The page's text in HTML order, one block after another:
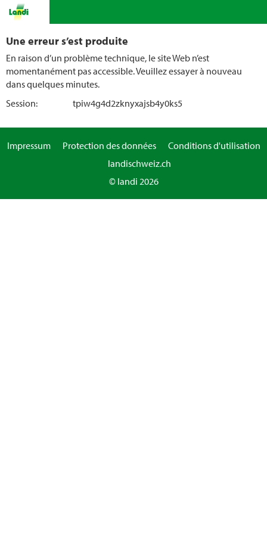
Une erreur s’est produite
En raison d’un problème technique, le site Web n’est
momentanément pas accessible. Veuillez essayer à nouveau
dans quelques minutes.
Session:
tpiw4g4d2zknyxajsb4y0ks5
Impressum Protection des données
Conditions d'utilisation
landischweiz.ch
© landi 2026